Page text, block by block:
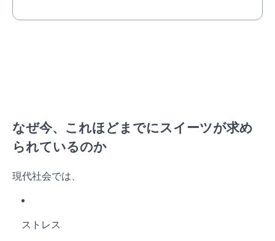
なぜ今、これほどまでにスイーツが求め
られているのか
現代社会では、
ストレス